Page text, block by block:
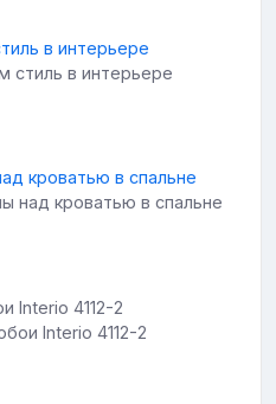
стиль в интерьере
над кроватью в спальне
Interio 4112-2